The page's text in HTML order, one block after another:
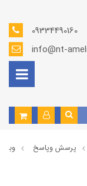
09334490160
info@nt-
پرسش وپاسخ